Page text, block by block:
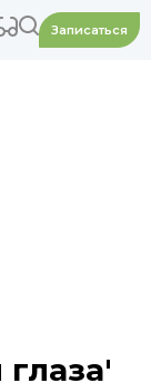
Записаться